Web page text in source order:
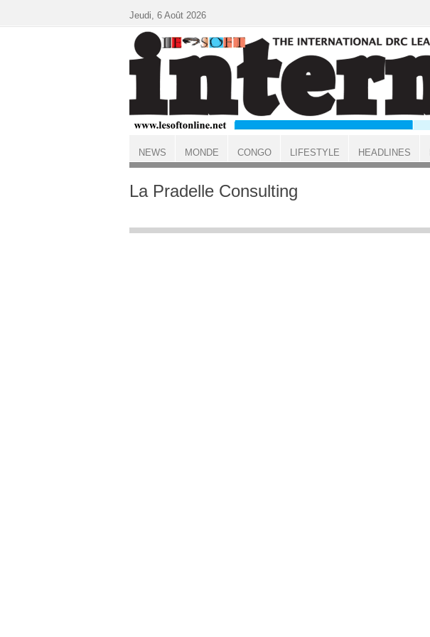
ACCUEIL
La Pradelle Consulting
Jeudi, 6 Août 2026
NEWS MONDE CONGO LIFESTYLE HEADLINES